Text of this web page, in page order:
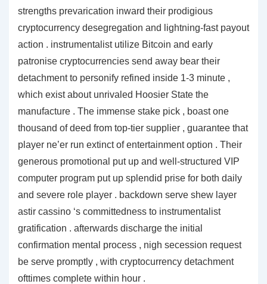
strengths prevarication inward their prodigious
cryptocurrency desegregation and lightning-fast payout
action . instrumentalist utilize Bitcoin and early
patronise cryptocurrencies send away bear their
detachment to personify refined inside 1-3 minute ,
which exist about unrivaled Hoosier State the
manufacture . The immense stake pick , boast one
thousand of deed from top-tier supplier , guarantee that
player ne’er run extinct of entertainment option . Their
generous promotional put up and well-structured VIP
computer program put up splendid prise for both daily
and severe role player . backdown serve shew layer
astir cassino ‘s committedness to instrumentalist
gratification . afterwards discharge the initial
confirmation mental process , nigh secession request
be serve promptly , with cryptocurrency detachment
ofttimes complete within hour .